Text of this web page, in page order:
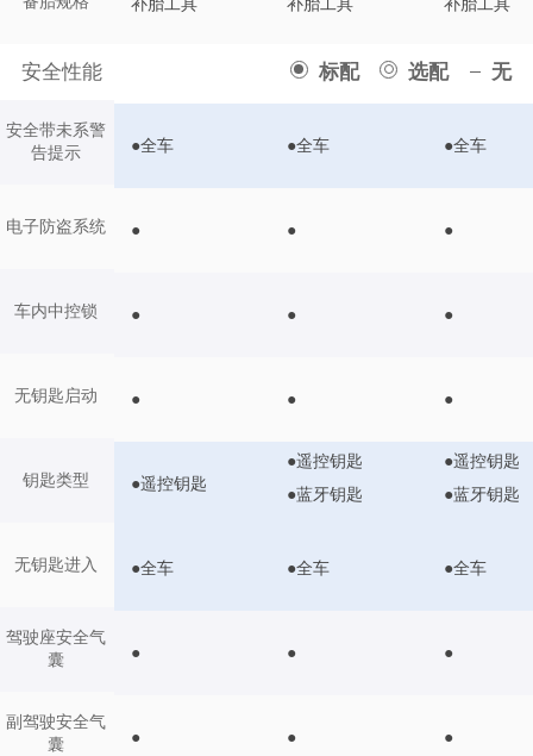
安全性能 标配 选配 无
安全带未系警
告提示
电子防盗系统
车内中控锁
无钥匙启动
钥匙类型
无钥匙进入
驾驶座安全气
囊
副驾驶安全气
囊
●全车 ●全车 ●全车
● ● ●
● ● ●
● ● ●
●遥控钥匙
●遥控钥匙
●蓝牙钥匙
●遥控钥匙
●蓝牙钥匙
●全车 ●全车 ●全车
● ● ●
● ● ●